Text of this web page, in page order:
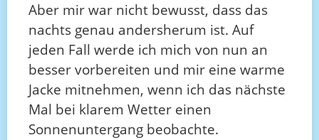
Aber mir war nicht bewusst, dass das
nachts genau andersherum ist. Auf
jeden Fall werde ich mich von nun an
besser vorbereiten und mir eine warme
Jacke mitnehmen, wenn ich das nächste
Mal bei klarem Wetter einen
Sonnenuntergang beobachte.